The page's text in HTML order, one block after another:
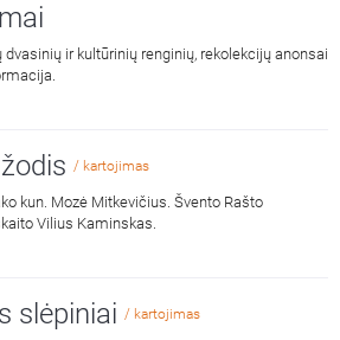
ir kultūrinių renginių, rekolekcijų anonsai
/ kartojimas
kun. Mozė Mitkevičius. Švento Rašto
Vilius Kaminskas.
slėpiniai / kartojimas